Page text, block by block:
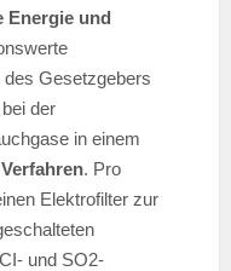
Energie und
Gesetzgebers
der
in einem
. Pro
Elektrofilter zur
und SO2-